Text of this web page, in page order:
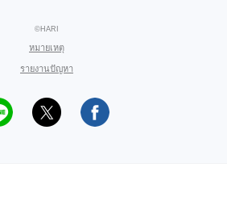
©HARI
หมายเหตุ
รายงานปัญหา